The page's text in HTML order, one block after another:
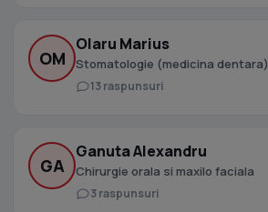
OM
Olaru Marius
Stomatologie (medicina dentara)
13 raspunsuri
GA
Ganuta Alexandru
Chirurgie orala si maxilo faciala
3 raspunsuri